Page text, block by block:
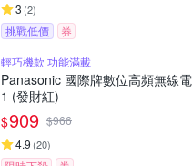
3 (2)
挑戰低價
券
輕巧機款 功能滿載
Panasonic 國際牌數位高頻無線
1 (發財紅)
$909 $966
4.9 (20)